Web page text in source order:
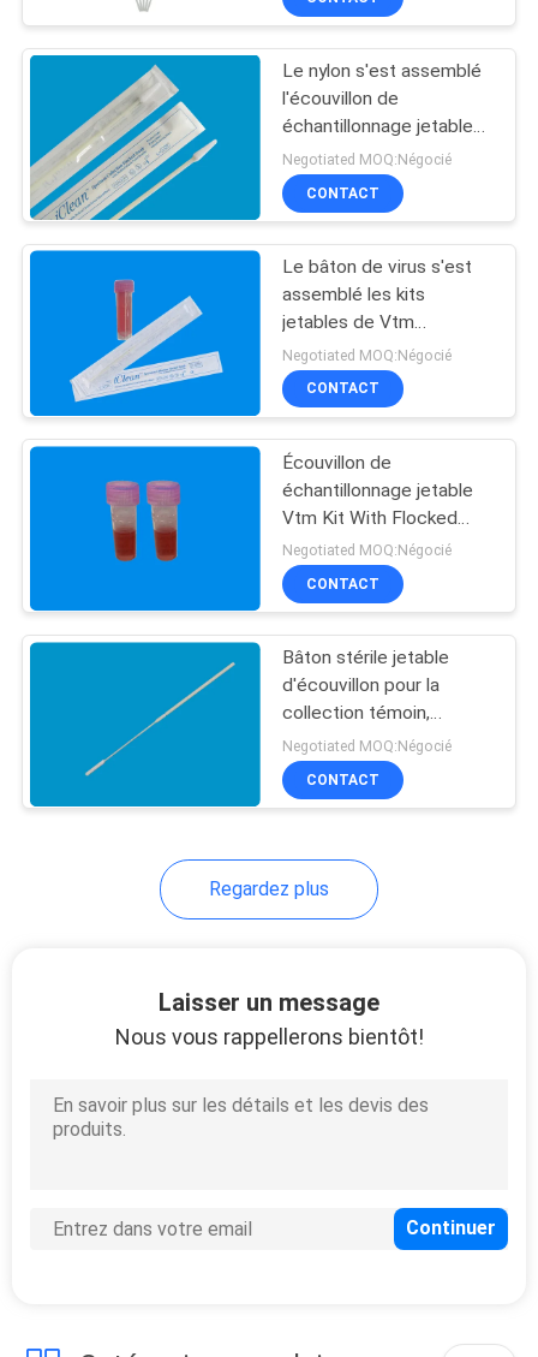
Le nylon s'est assemblé
l'écouvillon de
échantillonnage jetable
pour la femme Vaginal
Female Gynecology
Cervical uréthral
Negotiated MOQ:Négocié
CONTACT
Le bâton de virus s'est
assemblé les kits
jetables de Vtm
d'écouvillons d'Iclean
avec l'écouvillon nasal
Negotiated MOQ:Négocié
CONTACT
Écouvillon de
échantillonnage jetable
Vtm Kit With Flocked
Nylon Head de virus
Negotiated MOQ:Négocié
CONTACT
Bâton stérile jetable
d'écouvillon pour la
collection témoin,
écouvillons nasaux pour
des froids
Negotiated MOQ:Négocié
CONTACT
Regardez plus
Laisser un message
Nous vous rappellerons bientôt!